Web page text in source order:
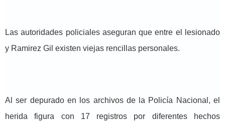
Las autoridades policiales aseguran que entre el lesionado
y Ramirez Gil existen viejas rencillas personales.
Al ser depurado en los archivos de la Policía Nacional, el
herida figura con 17 registros por diferentes hechos